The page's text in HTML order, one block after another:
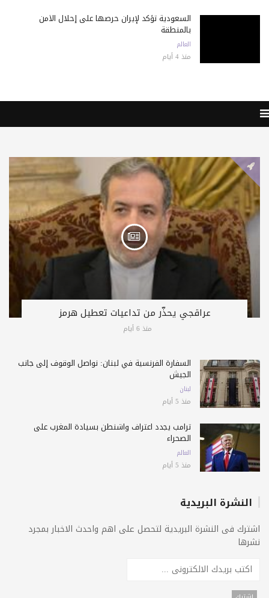
السعودية تؤكد لإيران حرصها على إحلال الأمن
بالمنطقة
العالم
منذ 4 أيام
عراقجي يحذّر من تداعيات تعطيل هرمز
منذ 6 أيام
السفارة الفرنسية في لبنان: نواصل الوقوف إلى جانب
الجيش
لبنان
منذ 5 أيام
ترامب يجدد اعتراف واشنطن بسيادة المغرب على
الصحراء
العالم
منذ 5 أيام
النشرة البريدية
اشترك فى النشرة البريدية لتحصل على اهم واحدث الاخبار بمجرد
نشرها